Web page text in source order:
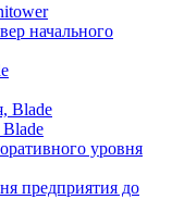
начального
Blade
уровня
предприятия до